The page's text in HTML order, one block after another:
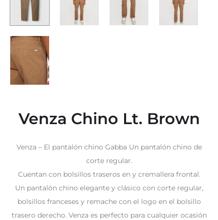
Venza Chino Lt. Brown
Venza – El pantalón chino Gabba Un pantalón chino de
corte regular.
Cuentan con bolsillos traseros en y cremallera frontal.
Un pantalón chino elegante y clásico con corte regular,
bolsillos franceses y remache con el logo en el bolsillo
trasero derecho. Venza es perfecto para cualquier ocasión